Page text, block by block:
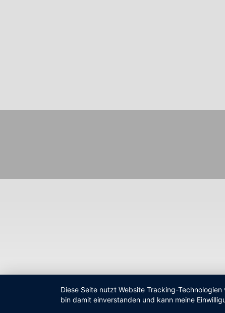
Diese Seite nutzt Website Tracking-
bin damit einverstanden und kann meine